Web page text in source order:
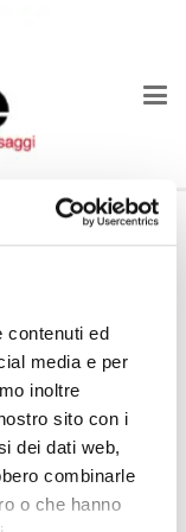
contenuti ed
media e per
inoltre
sito con i
dei dati web,
combinarle
o che hanno
per
in un contesto
ospiti della
angolo via
assaggeremo
angoli